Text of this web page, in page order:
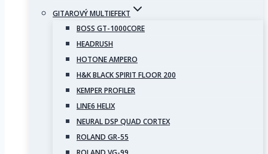
GITAROVÝ MULTIEFEKT
BOSS GT-1000CORE
HEADRUSH
HOTONE AMPERO
H&K BLACK SPIRIT FLOOR 200
KEMPER PROFILER
LINE6 HELIX
NEURAL DSP QUAD CORTEX
ROLAND GR-55